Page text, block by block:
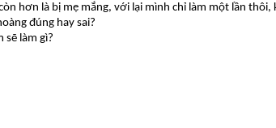
hơn là bị mẹ mắng, với lại mình chỉ làm một lần
đúng hay sai?
sẽ làm gì?